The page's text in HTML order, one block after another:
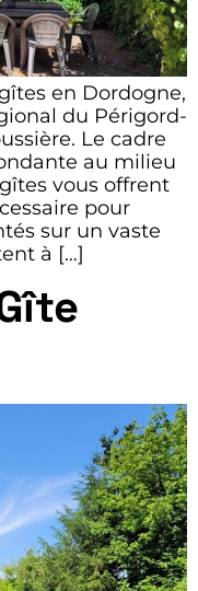
en Dordogne,
du Périgord-
Le cadre
au milieu
vous offrent
pour
sur un vaste
à […]